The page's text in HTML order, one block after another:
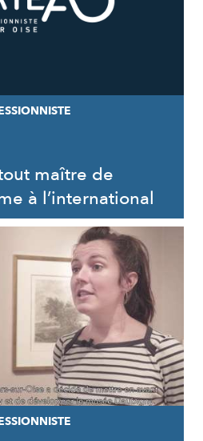
maître de
à l’international